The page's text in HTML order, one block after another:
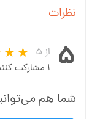
نظرات
۵ از ۵
۱ مشارکت کننده
شما هم